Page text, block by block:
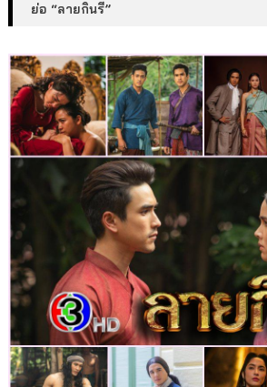
ย่อ “ลายกินรี”